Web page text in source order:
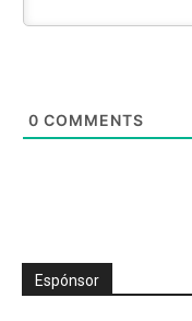
0 COMMENTS
Espónsor